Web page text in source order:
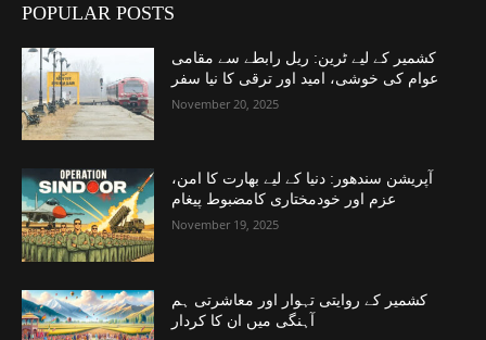
POPULAR POSTS
کشمیر کے لیے ٹرین: ریل رابطے سے مقامی
عوام کی خوشی، امید اور ترقی کا نیا سفر
November 20, 2025
آپریشن سندھور: دنیا کے لیے بھارت کا امن،
عزم اور خودمختاری کامضبوط پیغام
November 19, 2025
کشمیر کے روایتی تہوار اور معاشرتی ہم
آہنگی میں ان کا کردار